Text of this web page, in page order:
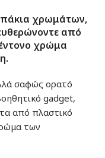
χρωμάτων,
από
χρώμα
σαφώς ορατό
gadget,
από πλαστικό
των